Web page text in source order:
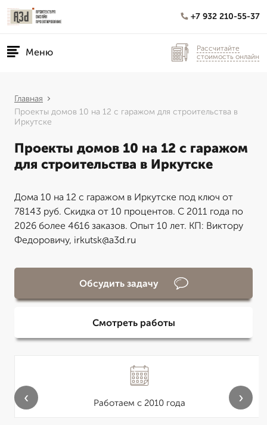
+7 932 210-55-37
Меню
Рассчитайте
стоимость онлайн
Главная
Проекты домов 10 на 12 с гаражом для строительства в
Иркутске
Проекты домов 10 на 12 с гаражом
для строительства в Иркутске
Дома 10 на 12 с гаражом в Иркутске под ключ от
78143 руб. Скидка от 10 процентов. С 2011 года по
2026 более 4616 заказов. Опыт 10 лет. КП: Виктору
Федоровичу, irkutsk@a3d.ru
Обсудить задачу
Смотреть работы
Работаем с 2010 года
‹ ›